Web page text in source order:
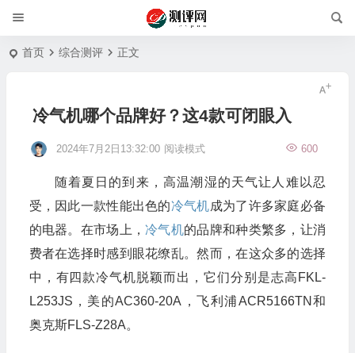
首页 综合测评 正文
冷气机哪个品牌好？这4款可闭眼入
2024年7月2日13:32:00 600
阅读模式
随着夏日的到来，高温潮湿的天气让人难以忍
受，因此一款性能出色的冷气机成为了许多家庭必备
的电器。在市场上，冷气机的品牌和种类繁多，让消
费者在选择时感到眼花缭乱。然而，在这众多的选择
中，有四款冷气机脱颖而出，它们分别是志高FKL-
L253JS，美的AC360-20A，飞利浦ACR5166TN和
奥克斯FLS-Z28A。